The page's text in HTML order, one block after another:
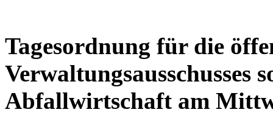
Tagesordnung für die
Verwaltungsausschusses
Abfallwirtschaft am